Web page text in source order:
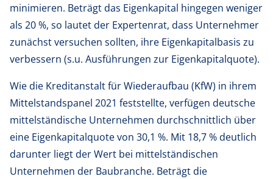
minimieren. Beträgt das Eigenkapital hingegen weniger
als 20 %, so lautet der Expertenrat, dass Unternehmer
zunächst versuchen sollten, ihre Eigenkapitalbasis zu
verbessern (s.u. Ausführungen zur Eigenkapitalquote).
Wie die Kreditanstalt für Wiederaufbau (KfW) in ihrem
Mittelstandspanel 2021 feststellte, verfügen deutsche
mittelständische Unternehmen durchschnittlich über
eine Eigenkapitalquote von 30,1 %. Mit 18,7 % deutlich
darunter liegt der Wert bei mittelständischen
Unternehmen der Baubranche. Beträgt die